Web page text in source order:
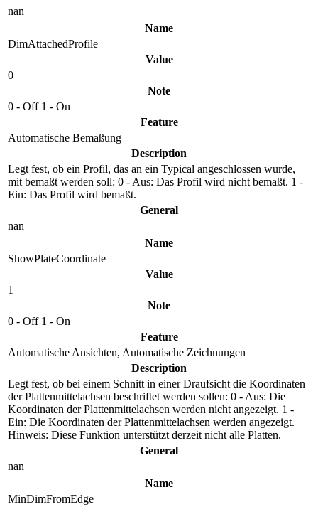
nan
Name
DimAttachedProfile
Value
0
Note
0 - Off 1 - On
Feature
Automatische Bemaßung
Description
Legt fest, ob ein Profil, das an ein Typical angeschlossen wurde,
mit bemaßt werden soll: 0 - Aus: Das Profil wird nicht bemaßt. 1 -
Ein: Das Profil wird bemaßt.
General
nan
Name
ShowPlateCoordinate
Value
1
Note
0 - Off 1 - On
Feature
Automatische Ansichten, Automatische Zeichnungen
Description
Legt fest, ob bei einem Schnitt in einer Draufsicht die Koordinaten
der Plattenmittelachsen beschriftet werden sollen: 0 - Aus: Die
Koordinaten der Plattenmittelachsen werden nicht angezeigt. 1 -
Ein: Die Koordinaten der Plattenmittelachsen werden angezeigt.
Hinweis: Diese Funktion unterstützt derzeit nicht alle Platten.
General
nan
Name
MinDimFromEdge